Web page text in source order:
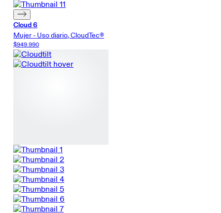
Cloud 6
Mujer - Uso diario, CloudTec®
$949.990